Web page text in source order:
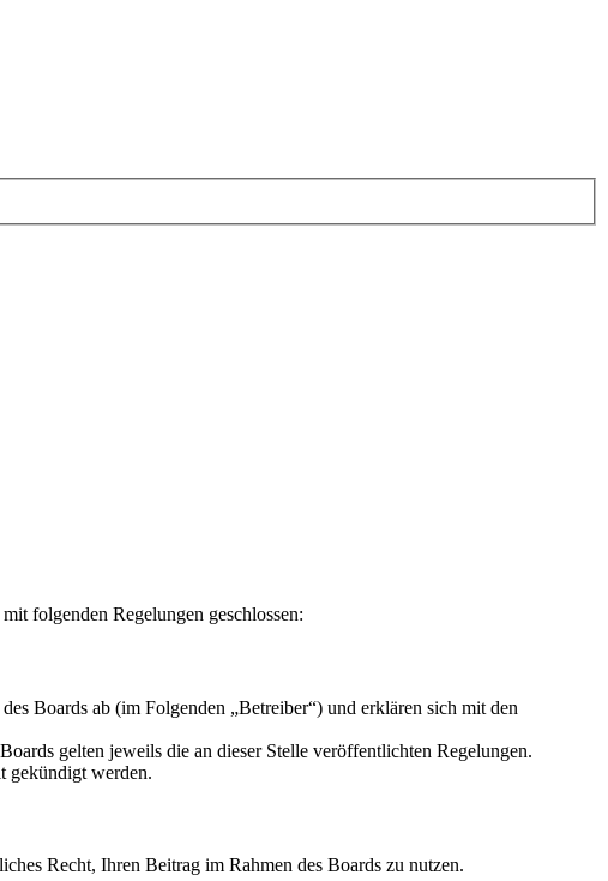
folgenden Regelungen geschlossen:
Boards ab (im Folgenden „Betreiber“) und erklären sich mit den
gelten jeweils die an dieser Stelle veröffentlichten Regelungen.
gekündigt werden.
Recht, Ihren Beitrag im Rahmen des Boards zu nutzen.